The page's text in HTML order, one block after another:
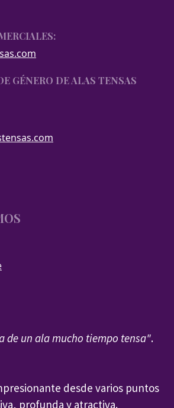
GÉNERO DE ALAS TENSAS
de un ala mucho tiempo tensa".
desde varios puntos
profunda y atractiva.